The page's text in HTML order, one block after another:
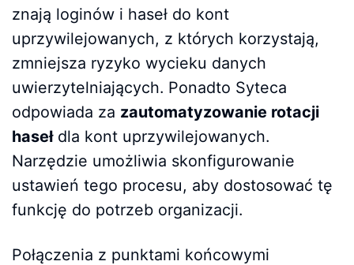
znają loginów i haseł do kont
uprzywilejowanych, z których korzystają,
zmniejsza ryzyko wycieku danych
uwierzytelniających. Ponadto Syteca
odpowiada za zautomatyzowanie rotacji
hasełdla kont uprzywilejowanych.
Narzędzie umożliwia skonfigurowanie
ustawień tego procesu, aby dostosować tę
funkcję do potrzeb organizacji.
Połączenia z punktami końcowymi